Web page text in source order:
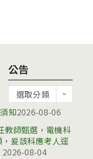
公告
告
選取分類
知2026-08-06
教師甄選，電機科
爰該科應考人逕
2026-08-04